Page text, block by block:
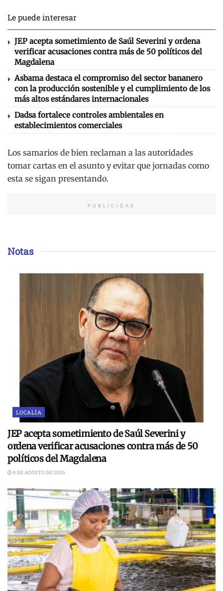
Le puede interesar
JEP acepta sometimiento de Saúl Severini y ordena
verificar acusaciones contra más de 50 políticos del
Magdalena
Asbama destaca el compromiso del sector bananero
con la producción sostenible y el cumplimiento de los
más altos estándares internacionales
Dadsa fortalece controles ambientales en
establecimientos comerciales
Los samarios de bien reclaman a las autoridades
tomar cartas en el asunto y evitar que jornadas como
esta se sigan presentando.
PUBLICIDAD
Notas
LOCALÍA
JEP acepta sometimiento de Saúl Severini y
ordena verificar acusaciones contra más de 50
políticos del Magdalena
6 DE AGOSTO DE 2026